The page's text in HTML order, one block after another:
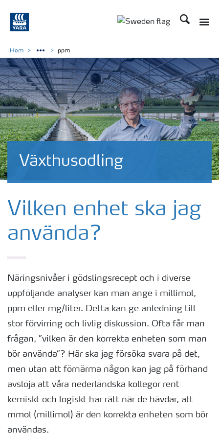
Sök
Växthusodling
Hem ppm
Vilken enhet ska jag
använda?
Näringsnivåer i gödslingsrecept och i diverse
uppföljande analyser kan man ange i millimol,
ppm eller mg/liter. Detta kan ge anledning till
stor förvirring och livlig diskussion. Ofta får man
frågan, ”vilken är den korrekta enheten som man
bör använda”? Här ska jag försöka svara på det,
men utan att förnärma någon kan jag på förhand
avslöja att våra nederländska kollegor rent
kemiskt och logiskt har rätt när de hävdar, att
mmol (millimol) är den korrekta enheten som bör
användas.